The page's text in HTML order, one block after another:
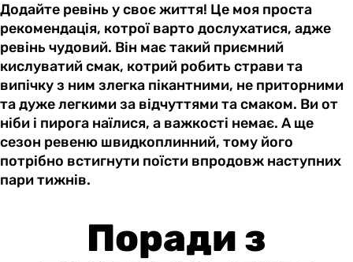
Додайте ревінь у своє життя! Це моя проста
рекомендація, котрої варто дослухатися, адже
ревінь чудовий. Він має такий приємний
кислуватий смак, котрий робить страви та
випічку з ним злегка пікантними, не приторними
та дуже легкими за відчуттями та смаком. Ви от
ніби і пирога наїлися, а важкості немає. А ще
сезон ревеню швидкоплинний, тому його
потрібно встигнути поїсти впродовж наступних
пари тижнів.
Поради з